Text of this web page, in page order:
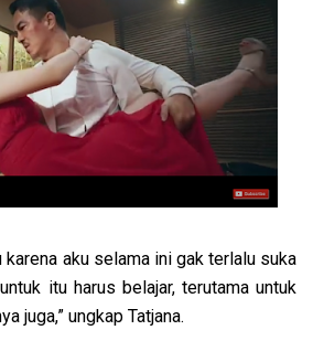
karena aku selama ini gak terlalu suka
itu harus belajar, terutama untuk
juga,” ungkap Tatjana.